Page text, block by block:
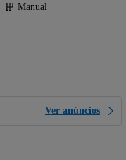
Manual
Ver anúncios